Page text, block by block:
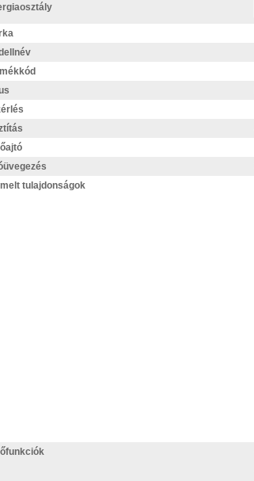
tulajdonságok